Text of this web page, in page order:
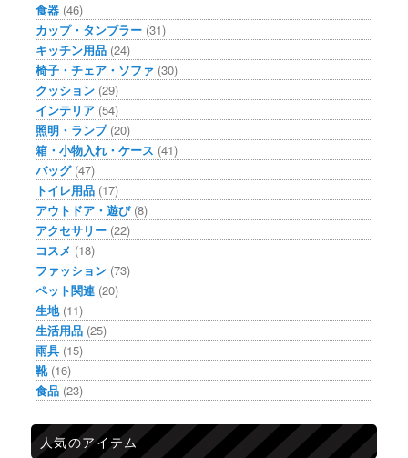
食器 (46)
カップ・タンブラー (31)
キッチン用品 (24)
椅子・チェア・ソファ (30)
クッション (29)
インテリア (54)
照明・ランプ(20)
箱・小物入れ・ケース (41)
バッグ(47)
トイレ用品 (17)
アウトドア・遊び(8)
アクセサリー (22)
コスメ (18)
ファッション (73)
ペット関連 (20)
生地(11)
生活用品 (25)
雨具 (15)
靴(16)
食品 (23)
人気のアイテム